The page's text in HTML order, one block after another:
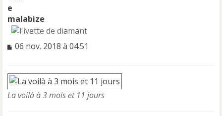
malabize
M
s
a
g
e
06 nov. 2018 à 04:51
La voilà à 3 mois et 11 jours